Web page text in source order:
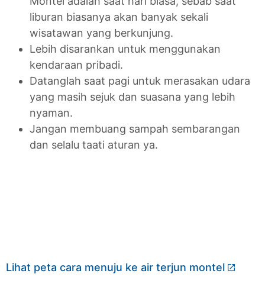
liburan biasanya akan banyak sekali
wisatawan yang berkunjung.
Lebih disarankan untuk menggunakan
kendaraan pribadi.
Datanglah saat pagi untuk merasakan udara
yang masih sejuk dan suasana yang lebih
nyaman.
Jangan membuang sampah sembarangan
dan selalu taati aturan ya.
Lihat peta cara menuju ke air terjun montel